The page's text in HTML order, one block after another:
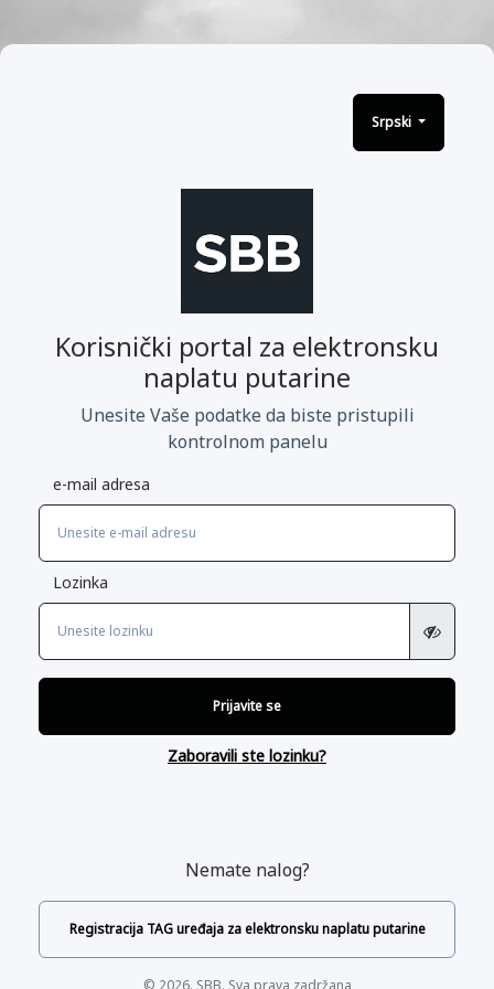
Srpski
Korisnički portal za elektronsku
naplatu putarine
Unesite Vaše podatke da biste pristupili
kontrolnom panelu
e-mail adresa
Lozinka
Prijavite se
Zaboravili ste lozinku?
Nemate nalog?
Registracija TAG uređaja za elektronsku naplatu putarine
© 2026. SBB. Sva prava zadržana